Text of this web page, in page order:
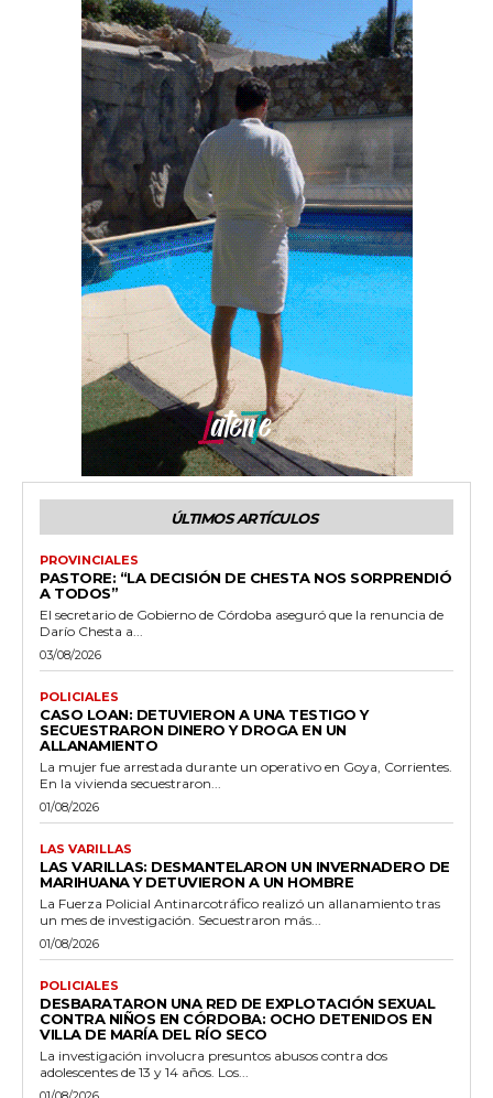
ÚLTIMOS ARTÍCULOS
PROVINCIALES
PASTORE: “LA DECISIÓN DE CHESTA NOS SORPRENDIÓ
A TODOS”
El secretario de Gobierno de Córdoba aseguró que la renuncia de
Darío Chesta a...
03/08/2026
POLICIALES
CASO LOAN: DETUVIERON A UNA TESTIGO Y
SECUESTRARON DINERO Y DROGA EN UN
ALLANAMIENTO
La mujer fue arrestada durante un operativo en Goya, Corrientes.
En la vivienda secuestraron...
01/08/2026
LAS VARILLAS
LAS VARILLAS: DESMANTELARON UN INVERNADERO DE
MARIHUANA Y DETUVIERON A UN HOMBRE
La Fuerza Policial Antinarcotráfico realizó un allanamiento tras
un mes de investigación. Secuestraron más...
01/08/2026
POLICIALES
DESBARATARON UNA RED DE EXPLOTACIÓN SEXUAL
CONTRA NIÑOS EN CÓRDOBA: OCHO DETENIDOS EN
VILLA DE MARÍA DEL RÍO SECO
La investigación involucra presuntos abusos contra dos
adolescentes de 13 y 14 años. Los...